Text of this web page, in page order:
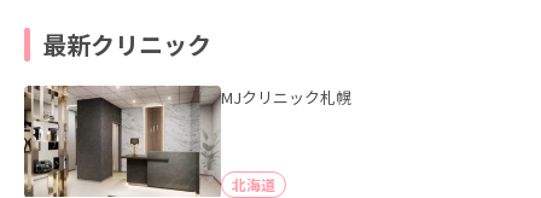
最新クリニック
MJクリニック札幌
北海道